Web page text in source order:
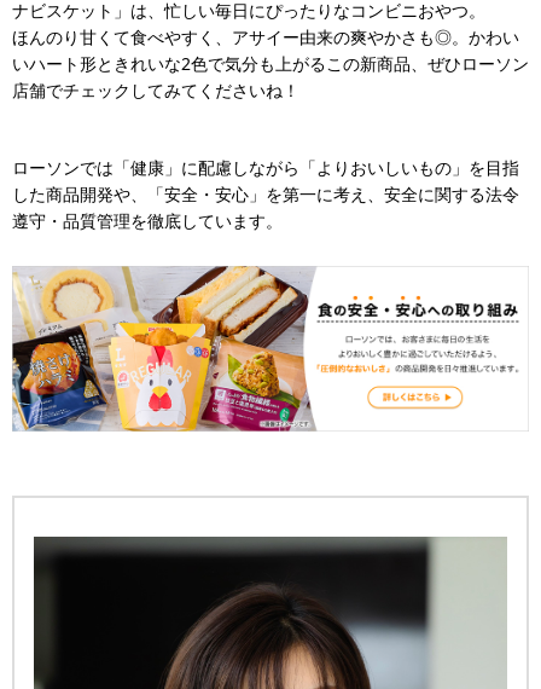
ナビスケット」は、忙しい毎日にぴったりなコンビニおやつ。
ほんのり甘くて食べやすく、アサイー由来の爽やかさも◎。かわい
いハート形ときれいな2色で気分も上がるこの新商品、ぜひローソン
店舗でチェックしてみてくださいね！
ローソンでは「健康」に配慮しながら「よりおいしいもの」を目指
した商品開発や、「安全・安心」を第一に考え、安全に関する法令
遵守・品質管理を徹底しています。